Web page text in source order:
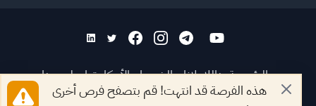
هذه الفرصة قد انتهت! قم بتصفح فرص أخرى
الرئيسيةعناللاعلاناتالشروط والأحكامتواصل معنا
الأسئلة الشائعةخريطة الموقع